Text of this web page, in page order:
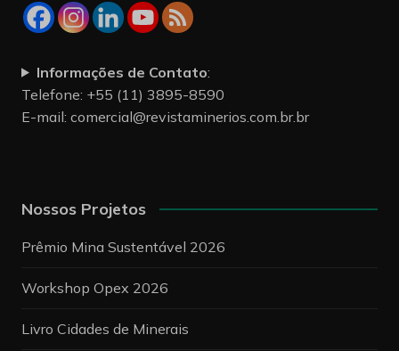
Informações de Contato:
Telefone: +55 (11) 3895-8590
E-mail: comercial@revistaminerios.com.br.br
Nossos Projetos
Prêmio Mina Sustentável 2026
Workshop Opex 2026
Livro Cidades de Minerais